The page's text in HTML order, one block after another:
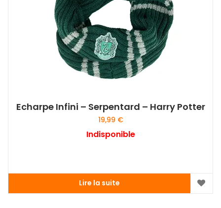
Echarpe Infini – Serpentard – Harry Potter
19,99 €
Indisponible
Lire la suite